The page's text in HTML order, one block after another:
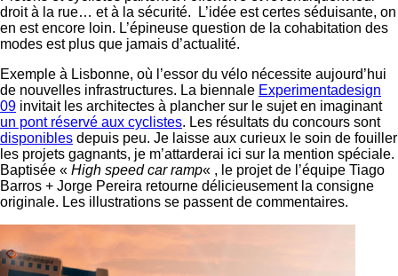
droit à la rue… et à la sécurité. L’idée est certes séduisante, on
en est encore loin. L’épineuse question de la cohabitation des
modes est plus que jamais d’actualité.
Exemple à Lisbonne, où l’essor du vélo nécessite aujourd’hui
de nouvelles infrastructures. La biennale Experimentadesign
09 invitait les architectes à plancher sur le sujet en imaginant
un pont réservé aux cyclistes. Les résultats du concours sont
disponibles depuis peu. Je laisse aux curieux le soin de fouiller
les projets gagnants, je m’attarderai ici sur la mention spéciale.
Baptisée « High speed car ramp« , le projet de l’équipe Tiago
Barros + Jorge Pereira retourne délicieusement la consigne
originale. Les illustrations se passent de commentaires.